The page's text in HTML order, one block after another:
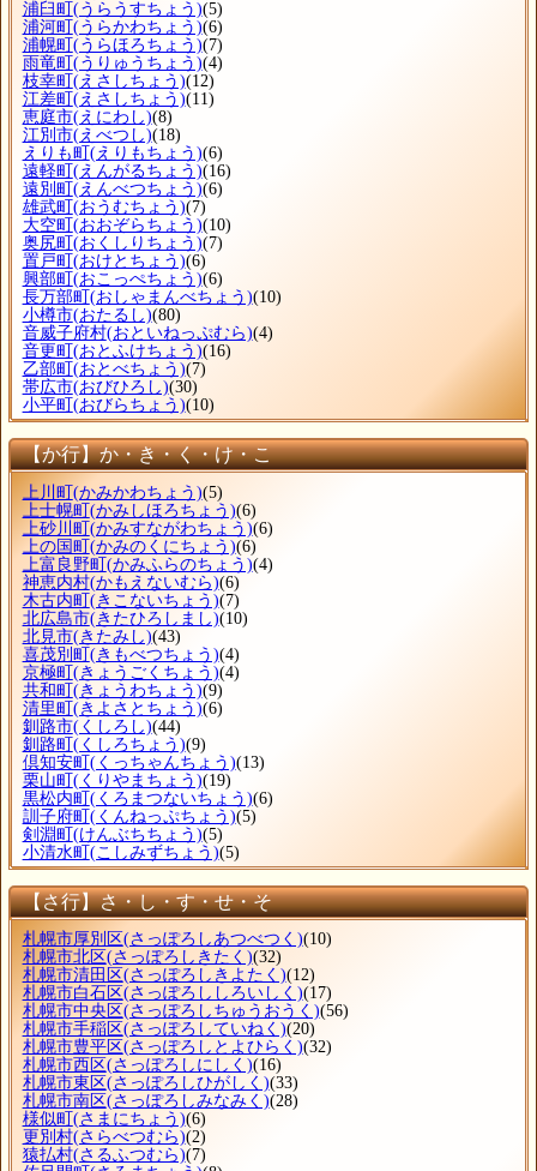
浦臼町 (うらうすちょう)(5)
浦河町 (うらかわちょう)(6)
浦幌町 (うらほろちょう)(7)
雨竜町 (うりゅうちょう)(4)
枝幸町 (えさしちょう)(12)
江差町 (えさしちょう)(11)
恵庭市(えにわし)(8)
江別市(えべつし)(18)
えりも町 (えりもちょう)(6)
遠軽町 (えんがるちょう)(16)
遠別町 (えんべつちょう)(6)
雄武町 (おうむちょう)(7)
大空町 (おおぞらちょう)(10)
奥尻町 (おくしりちょう)(7)
置戸町 (おけとちょう)(6)
興部町 (おこっぺちょう)(6)
長万部町 (おしゃまんべちょう)(10)
小樽市(おたるし)(80)
音威子府村(おといねっぷむら)(4)
音更町 (おとふけちょう)(16)
乙部町 (おとべちょう)(7)
帯広市(おびひろし)(30)
小平町 (おびらちょう)(10)
【か行】か・き・く・け・こ
上川町(かみかわちょう)(5)
上士幌町(かみしほろちょう)(6)
上砂川町(かみすながわちょう)(6)
上の国町(かみのくにちょう)(6)
上富良野町(かみふらのちょう)(4)
神恵内村(かもえないむら)(6)
木古内町(きこないちょう)(7)
北広島市(きたひろしまし)(10)
北見市(きたみし)(43)
喜茂別町(きもべつちょう)(4)
京極町(きょうごくちょう)(4)
共和町(きょうわちょう)(9)
清里町(きよさとちょう)(6)
釧路市(くしろし)(44)
釧路町(くしろちょう)(9)
倶知安町(くっちゃんちょう)(13)
栗山町(くりやまちょう)(19)
黒松内町(くろまつないちょう)(6)
訓子府町(くんねっぷちょう)(5)
剣淵町(けんぶちちょう)(5)
小清水町(こしみずちょう)(5)
【さ行】さ・し・す・せ・そ
札幌市厚別区(さっぽろしあつべつく)(10)
札幌市北区(さっぽろしきたく)(32)
札幌市清田区(さっぽろしきよたく)(12)
札幌市白石区(さっぽろししろいしく)(17)
札幌市中央区(さっぽろしちゅうおうく)(56)
札幌市手稲区(さっぽろしていねく)(20)
札幌市豊平区(さっぽろしとよひらく)(32)
札幌市西区(さっぽろしにしく)(16)
札幌市東区(さっぽろしひがしく)(33)
札幌市南区(さっぽろしみなみく)(28)
様似町 (さまにちょう)(6)
更別村(さらべつむら)(2)
猿払村(さるふつむら)(7)